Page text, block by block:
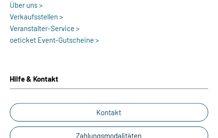
Über uns >
Verkaufsstellen >
Veranstalter-Service >
oeticket Event-Gutscheine >
Hilfe & Kontakt
Kontakt
Zahlungsmodalitäten